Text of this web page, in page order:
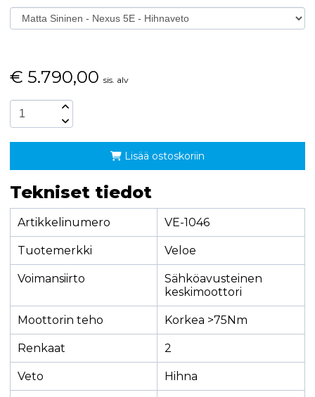
€ 5.790,00 sis. alv
Lisää ostoskoriin
Tekniset tiedot
Artikkelinumero VE-1046
Tuotemerkki Veloe
Voimansiirto
Sähköavusteinen
keskimoottori
Moottorin teho Korkea >75Nm
Renkaat 2
Veto Hihna